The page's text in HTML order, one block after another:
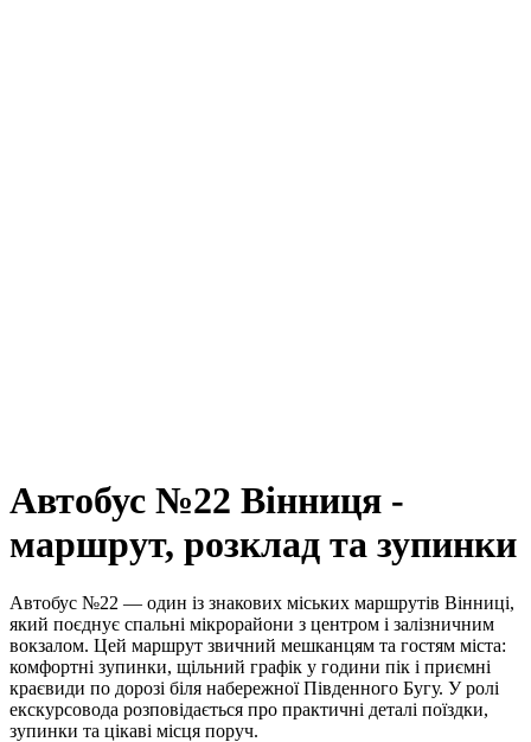
Автобус №22 Вінниця -
маршрут, розклад та зупинки
Автобус №22 — один із знакових міських маршрутів Вінниці,
який поєднує спальні мікрорайони з центром і залізничним
вокзалом. Цей маршрут звичний мешканцям та гостям міста:
комфортні зупинки, щільний графік у години пік і приємні
краєвиди по дорозі біля набережної Південного Бугу. У ролі
екскурсовода розповідається про практичні деталі поїздки,
зупинки та цікаві місця поруч.